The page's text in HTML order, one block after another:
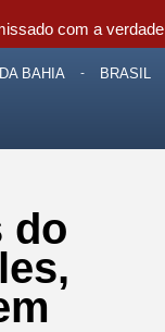
com a verdade
BAHIA BRASIL
do